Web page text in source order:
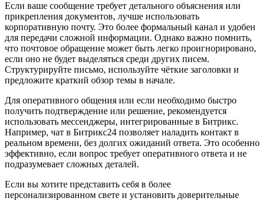
Если ваше сообщение требует детального объяснения или
прикрепления документов, лучше использовать
корпоративную почту. Это более формальный канал и удобен
для передачи сложной информации. Однако важно помнить,
что почтовое обращение может быть легко проигнорировано,
если оно не будет выделяться среди других писем.
Структурируйте письмо, используйте чёткие заголовки и
предложите краткий обзор темы в начале.
Для оперативного общения или если необходимо быстро
получить подтверждение или решение, рекомендуется
использовать мессенджеры, интегрированные в Битрикс.
Например, чат в Битрикс24 позволяет наладить контакт в
реальном времени, без долгих ожиданий ответа. Это особенно
эффективно, если вопрос требует оперативного ответа и не
подразумевает сложных деталей.
Если вы хотите представить себя в более
персонализированном свете и установить доверительные